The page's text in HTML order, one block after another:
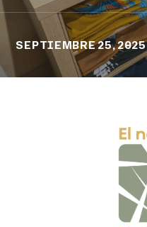
SEPTIEMBRE 25, 2025